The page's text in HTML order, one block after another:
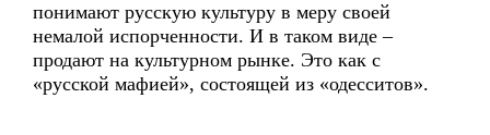
понимают русскую культуру в меру своей
немалой испорченности. И в таком виде –
продают на культурном рынке. Это как с
«русской мафией», состоящей из «одесситов».